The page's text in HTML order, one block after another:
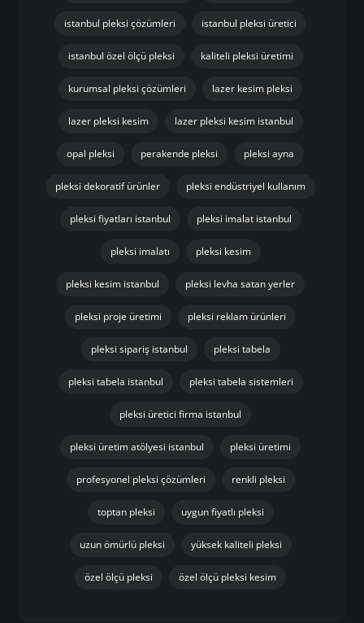
istanbul pleksi çözümleri istanbul pleksi üretici
istanbul özel ölçü pleksi kaliteli pleksi üretimi
kurumsal pleksi çözümleri lazer kesim pleksi
lazer pleksi kesim lazer pleksi kesim istanbul
opal pleksi perakende pleksi pleksi ayna
pleksi dekoratif ürünler pleksi endüstriyel kullanım
pleksi fiyatları istanbul pleksi imalat istanbul
pleksi imalatı pleksi kesim
pleksi kesim istanbul pleksi levha satan yerler
pleksi proje üretimi pleksi reklam ürünleri
pleksi sipariş istanbul pleksi tabela
pleksi tabela istanbul pleksi tabela sistemleri
pleksi üretici firma istanbul
pleksi üretim atölyesi istanbul pleksi üretimi
profesyonel pleksi çözümleri renkli pleksi
toptan pleksi uygun fiyatlı pleksi
uzun ömürlü pleksi yüksek kaliteli pleksi
özel ölçü pleksi özel ölçü pleksi kesim